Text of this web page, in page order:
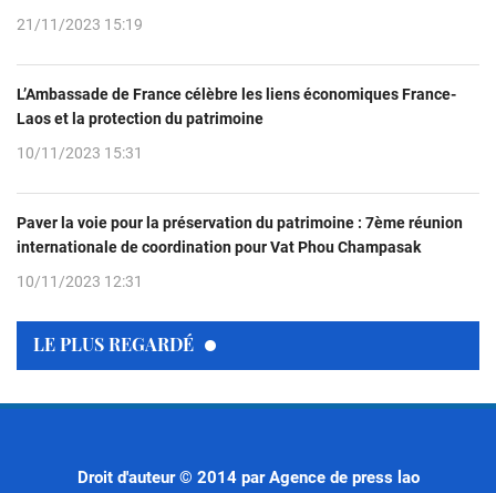
21/11/2023 15:19
L’Ambassade de France célèbre les liens économiques France-
Laos et la protection du patrimoine
10/11/2023 15:31
Paver la voie pour la préservation du patrimoine : 7ème réunion
internationale de coordination pour Vat Phou Champasak
10/11/2023 12:31
LE PLUS REGARDÉ
Droit d'auteur © 2014 par Agence de press lao